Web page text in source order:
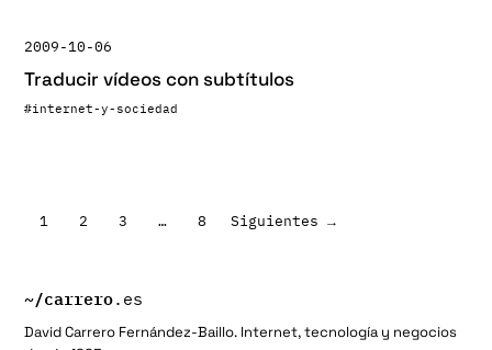
2009-10-06
Traducir vídeos con subtítulos
#internet-y-sociedad
Paginación
entradas
1 2 3 … 8 Siguientes →
~/carrero.es
David Carrero Fernández-Baillo. Internet, tecnología y negocios